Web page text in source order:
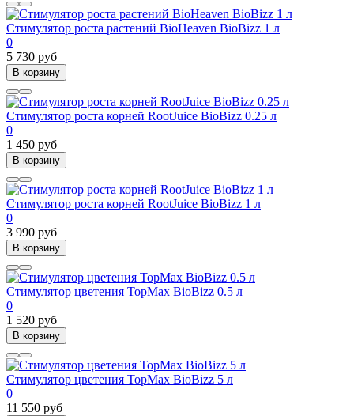
Стимулятор роста растений BioHeaven BioBizz 1 л
0
5 730 руб
В корзину
Стимулятор роста корней RootJuice BioBizz 0.25 л
0
1 450 руб
В корзину
Стимулятор роста корней RootJuice BioBizz 1 л
0
3 990 руб
В корзину
Стимулятор цветения TopMax BioBizz 0.5 л
0
1 520 руб
В корзину
Стимулятор цветения TopMax BioBizz 5 л
0
11 550 руб